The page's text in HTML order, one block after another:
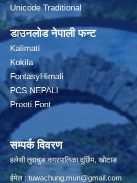
Unicode Traditional
डाउनलोड नेपाली फन्ट
Kalimati
Kokila
FontasyHimali
PCS NEPALI
Preeti Font
सम्पर्क विवरण
हलेसी तुवाचुङ नगरपालिका दुर्छिम, खाेटाङ
ईमेल : tuwachung.mun@gmail.com